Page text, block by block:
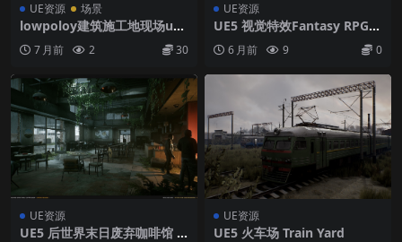
UE资源 场景
lowpoloy建筑施工地现场ue5
7 月前 2 30
UE资源
UE5 视觉特效Fantasy RPG V
6 月前 9 0
UE资源
UE5 后世界末日废弃咖啡馆 P
UE资源
UE5 火车场 Train Yard